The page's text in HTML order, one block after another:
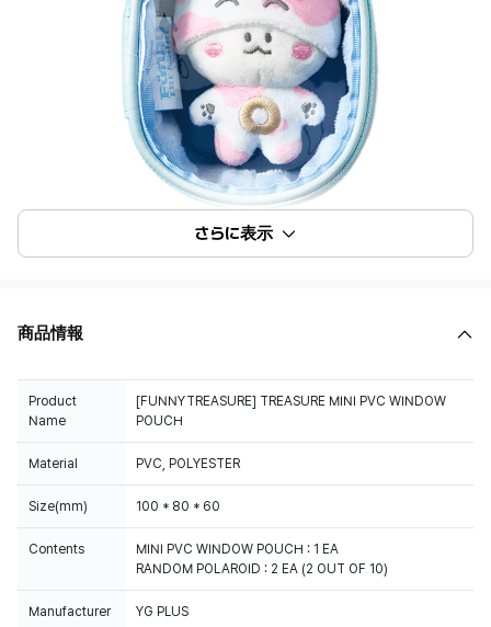
さらに表示
商品情報
Product
Name
[FUNNYTREASURE] TREASURE MINI PVC WINDOW
POUCH
Material PVC, POLYESTER
Size(mm) 100 * 80 * 60
Contents
MINI PVC WINDOW POUCH : 1 EA
RANDOM POLAROID : 2 EA (2 OUT OF 10)
Manufacturer YG PLUS